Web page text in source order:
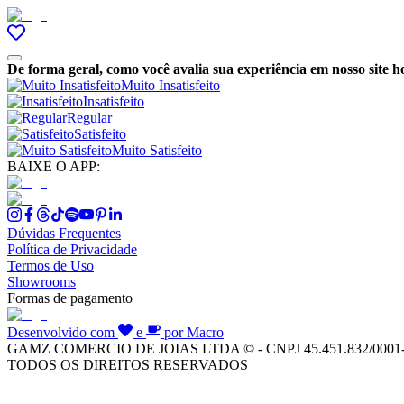
De forma geral, como você avalia sua experiência em nosso site
Muito Insatisfeito
Insatisfeito
Regular
Satisfeito
Muito Satisfeito
BAIXE O APP:
Dúvidas Frequentes
Política de Privacidade
Termos de Uso
Showrooms
Formas de pagamento
Desenvolvido com e
por Macro
GAMZ COMERCIO DE JOIAS LTDA © - CNPJ 45.451.832/
TODOS OS DIREITOS RESERVADOS